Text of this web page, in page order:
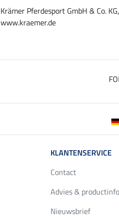
Krämer Pferdesport GmbH & Co.
www.kraemer.de
KLANTENSERVICE
Contact
Advies &
Nieuwsbrief